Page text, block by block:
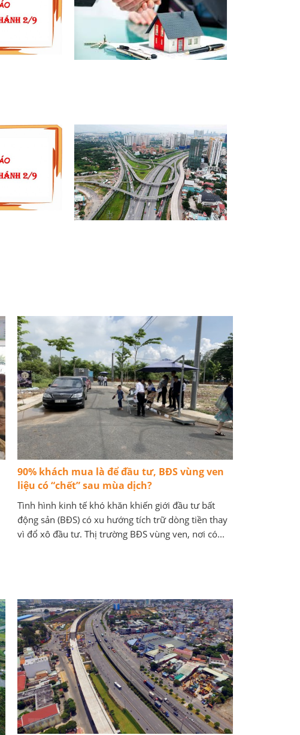
90% khách mua là để đầu tư, BĐS vùng ven
liệu có “chết” sau mùa dịch?
Tình hình kinh tế khó khăn khiến giới đầu tư bất
động sản (BĐS) có xu hướng tích trữ dòng tiền thay
vì đổ xô đầu tư. Thị trường BĐS vùng ven, nơi có...